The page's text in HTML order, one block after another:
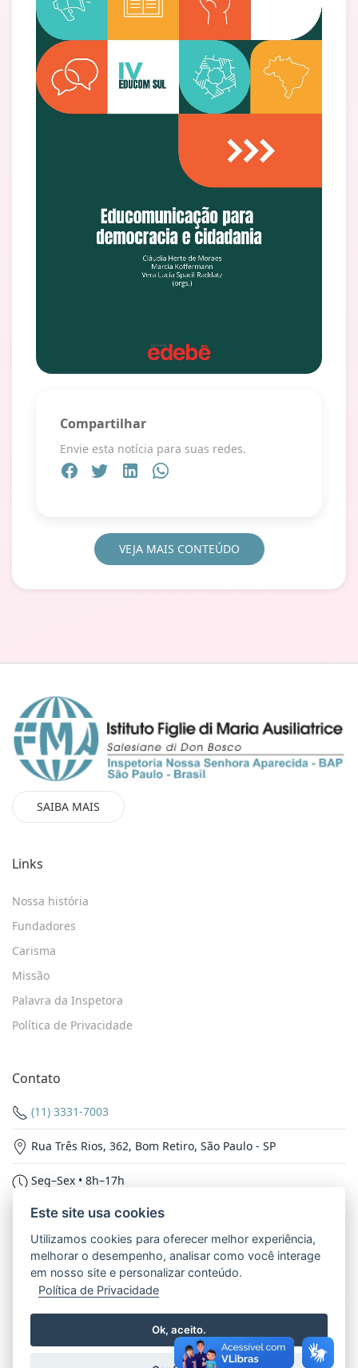
Compartilhar
Envie esta notícia para suas redes.
VEJA MAIS CONTEÚDO
SAIBA MAIS
Links
Nossa história
Fundadores
Carisma
Missão
Palavra da Inspetora
Política de Privacidade
Contato
(11) 3331-7003
Rua Três Rios, 362, Bom Retiro, São Paulo - SP
Seg–Sex • 8h–17h
Nossas Redes
© 2026 - Inspetoria Nossa Senhora Aparecida. Todos os
direitos reservados. Política de Privacidade
Este site usa cookies
Utilizamos cookies para oferecer melhor experiência,
melhorar o desempenho, analisar como você interage
em nosso site e personalizar conteúdo.
Política de Privacidade
Ok, aceito.